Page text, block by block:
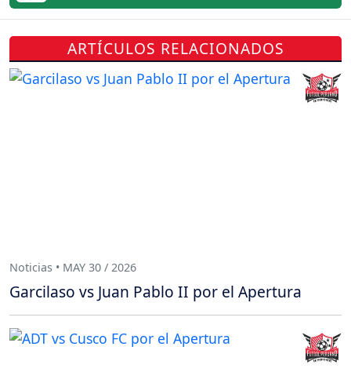
ARTÍCULOS RELACIONADOS
Noticias • MAY 30 / 2026
Garcilaso vs Juan Pablo II por el Apertura